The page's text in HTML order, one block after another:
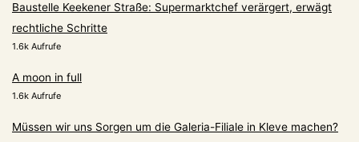
Baustelle Keekener Straße: Supermarktchef verärgert, erwägt
rechtliche Schritte
1.6k Aufrufe
A moon in full
1.6k Aufrufe
Müssen wir uns Sorgen um die Galeria-Filiale in Kleve machen?